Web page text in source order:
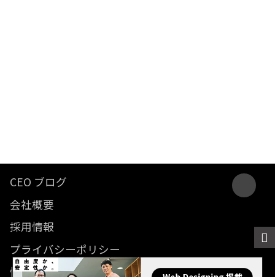
CEO ブログ
会社概要
採用情報
プライバシーポリシー
情報セキュリティ方針